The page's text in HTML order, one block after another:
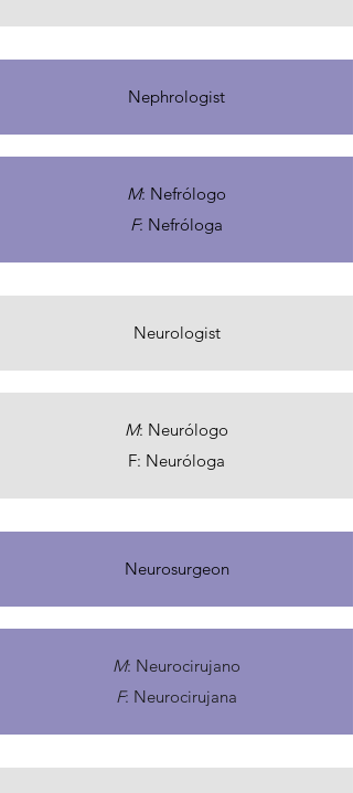
Nephrologist
M: Nefrólogo
F: Nefróloga
Neurologist
M: Neurólogo
F: Neuróloga
Neurosurgeon
M: Neurocirujano
F: Neurocirujana